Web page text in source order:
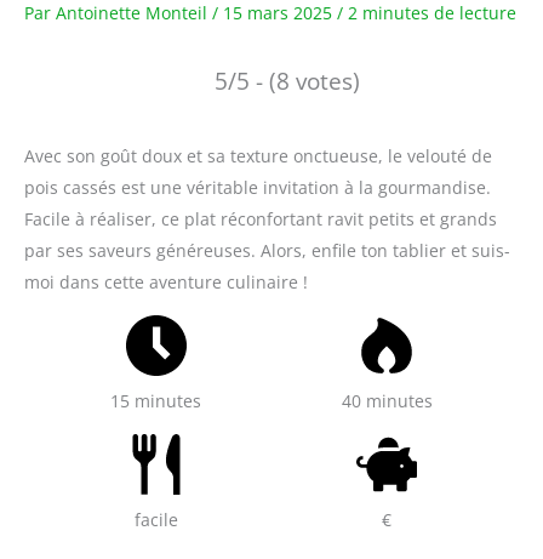
Par Antoinette Monteil / 15 mars 2025 / 2 minutes de lecture
5/5 - (8 votes)
Avec son goût doux et sa texture onctueuse, le velouté de
pois cassés est une véritable invitation à la gourmandise.
Facile à réaliser, ce plat réconfortant ravit petits et grands
par ses saveurs généreuses. Alors, enfile ton tablier et suis-
moi dans cette aventure culinaire !
15 minutes 40 minutes
facile €